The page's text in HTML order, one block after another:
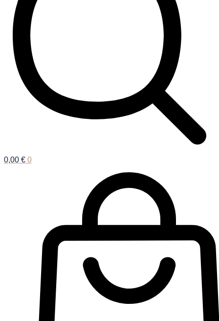
0,00 € 0